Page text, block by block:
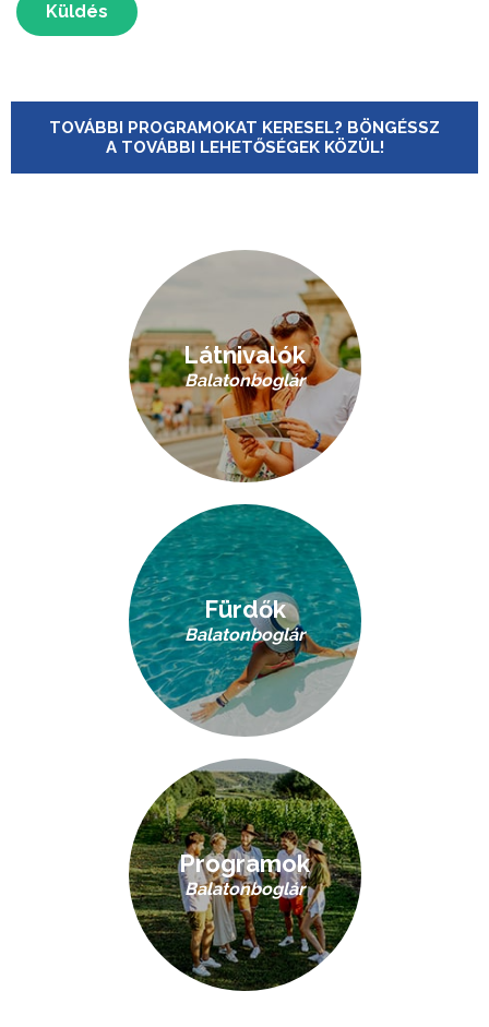
Küldés
TOVÁBBI PROGRAMOKAT KERESEL? BÖNGÉSSZ
A TOVÁBBI LEHETŐSÉGEK KÖZÜL!
Látnivalók
Balatonboglár
Fürdők
Balatonboglár
Programok
Balatonboglár